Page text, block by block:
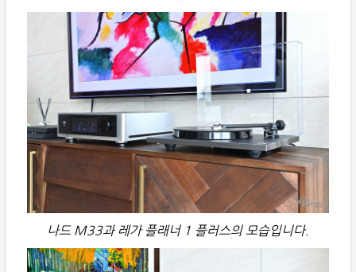
나드 M33과 레가 플래너 1 플러스의 모습입니다.